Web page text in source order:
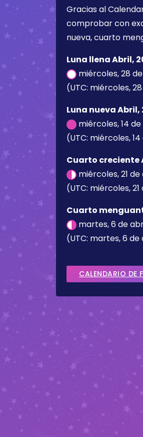
Gracias al
comprobar con
nueva, cuarto
Luna llena Abril,
miércoles, 28 de
(UTC: miércoles,
Luna nueva Abril,
miércoles, 14 de
(UTC: miércoles, 14
Cuarto creciente
miércoles, 21 de
(UTC: miércoles,
Cuarto
martes, 6 de
(UTC: martes, 6 de
CALENDARIO DE